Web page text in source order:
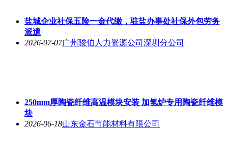
盐城企业社保五险一金代缴，驻盐办事处社保外包劳务
派遣
2026-07-07广州骏伯人力资源公司深圳分公司
250mm厚陶瓷纤维高温模块安装 加氢炉专用陶瓷纤维模
块
2026-06-18山东金石节能材料有限公司